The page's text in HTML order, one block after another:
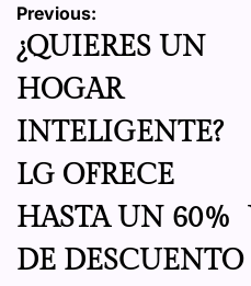
Navegación
de
entradas
Previous:
¿QUIERES UN
HOGAR
INTELIGENTE?
LG OFRECE
HASTA UN 60%
DE DESCUENTO